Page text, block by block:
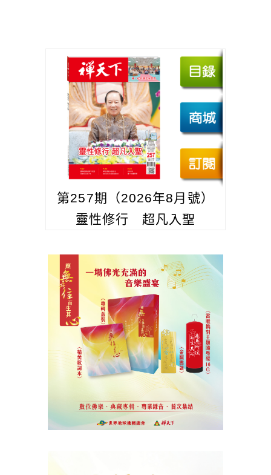
第257期（2026年8月號）
靈性修行 超凡入聖